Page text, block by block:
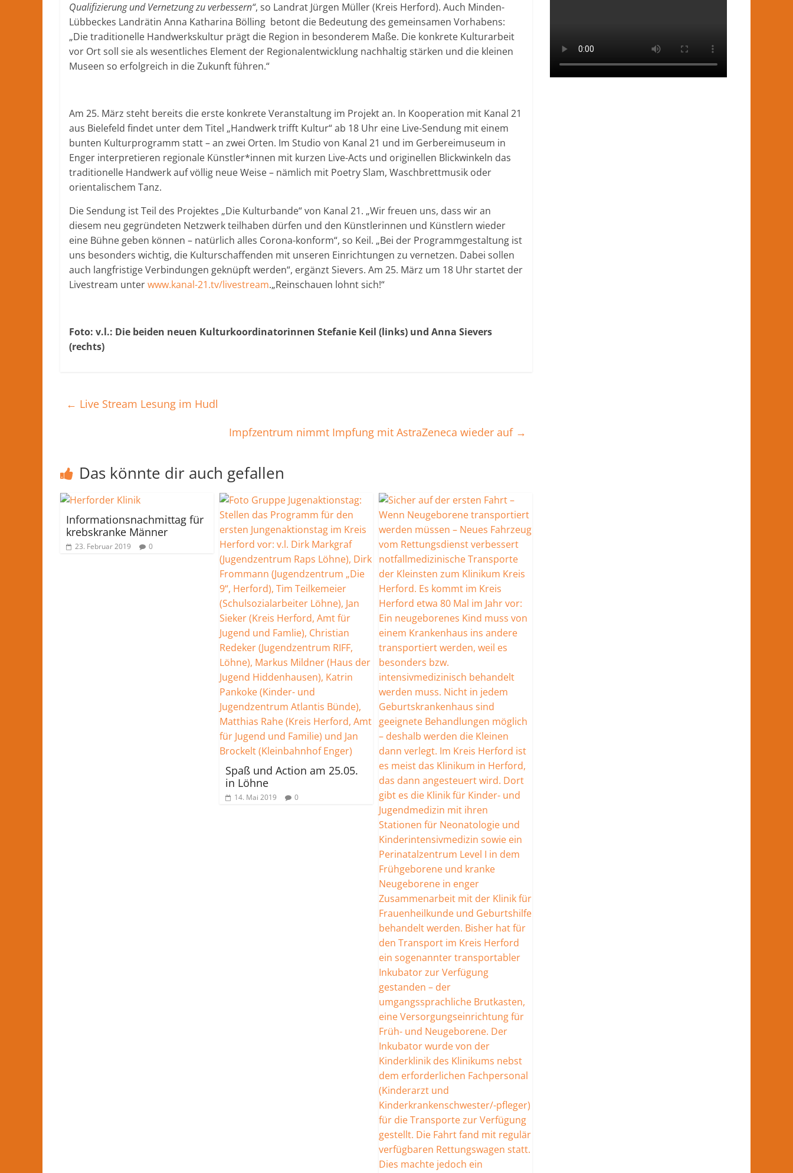
Qualifizierung und Vernetzung zu verbessern“, so Landrat Jürgen Müller (Kreis Herford). Auch Minden-
Lübbeckes Landrätin Anna Katharina Bölling betont die Bedeutung des gemeinsamen Vorhabens:
„Die traditionelle Handwerkskultur prägt die Region in besonderem Maße. Die konkrete Kulturarbeit
vor Ort soll sie als wesentliches Element der Regionalentwicklung nachhaltig stärken und die kleinen
Museen so erfolgreich in die Zukunft führen.“
Am 25. März steht bereits die erste konkrete Veranstaltung im Projekt an. In Kooperation mit Kanal 21
aus Bielefeld findet unter dem Titel „Handwerk trifft Kultur“ ab 18 Uhr eine Live-Sendung mit einem
bunten Kulturprogramm statt – an zwei Orten. Im Studio von Kanal 21 und im Gerbereimuseum in
Enger interpretieren regionale Künstler*innen mit kurzen Live-Acts und originellen Blickwinkeln das
traditionelle Handwerk auf völlig neue Weise – nämlich mit Poetry Slam, Waschbrettmusik oder
orientalischem Tanz.
Die Sendung ist Teil des Projektes „Die Kulturbande“ von Kanal 21. „Wir freuen uns, dass wir an
diesem neu gegründeten Netzwerk teilhaben dürfen und den Künstlerinnen und Künstlern wieder
eine Bühne geben können – natürlich alles Corona-konform“, so Keil. „Bei der Programmgestaltung ist
uns besonders wichtig, die Kulturschaffenden mit unseren Einrichtungen zu vernetzen. Dabei sollen
auch langfristige Verbindungen geknüpft werden“, ergänzt Sievers. Am 25. März um 18 Uhr startet der
Livestream unterwww.kanal-21.tv/livestream.„Reinschauen lohnt sich!“
Foto: v.l.: Die beiden neuen Kulturkoordinatorinnen Stefanie Keil (links) und Anna Sievers
(rechts)
← Live Stream Lesung im Hudl
Impfzentrum nimmt Impfung mit AstraZeneca wieder auf →
Das könnte dir auch gefallen
Informationsnachmittag für
krebskranke Männer
23. Februar 2019 0
Spaß und Action am 25.05.
in Löhne
14. Mai 2019 0